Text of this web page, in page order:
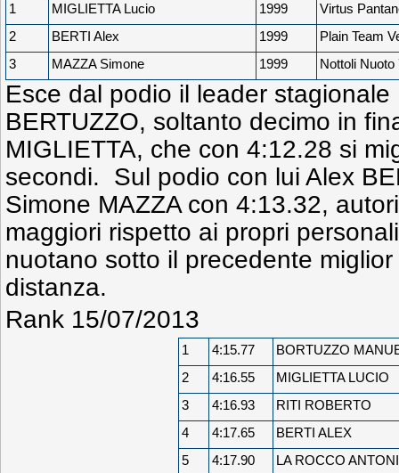
1 MIGLIETTA Lucio 1999
Virtus
2
BERTI Alex 1999
Plain Team
3
MAZZA Simone 1999 Nottoli Nuoto
Esce dal podio il leader
BERTUZZO, soltanto decimo in
MIGLIETTA, che con 4:12.28 si
secondi. Sul podio con lui Alex
Simone MAZZA con 4:13.32,
maggiori rispetto ai propri
nuotano sotto il precedente
distanza.
Rank 15/07/2013
1 4:15.77
BORTUZZO
2
4:16.55
MIGLIETTA LUCIO
3
4:16.93
RITI ROBERTO
4
4:17.65
BERTI ALEX
5
4:17.90
LA ROCCO